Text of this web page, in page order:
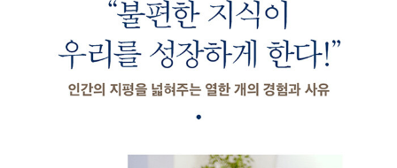
실을 보지 못하고 있었던 것이다.
눈을 뜨고 있어도 보지 못하는 사람이 있다. 현실에 발붙이고 있으면
서도 현실을 살아가지 못하고 현실 너머의 그 무엇에 정신을 쏟는 사
람이 있다. 혹시 내가 그런 사람은 아니었을까. 여행을 마치고 돌아왔
을 때, 나는 처음으로 눈을 떴다. 그리고 내가 지금까지 대지 위에 발
게 한다는 깊은 이해를 바탕으로 출간한 책이 2021년에 출간한 첫 소
설 《소마》이며, 그로부터 3년 후에 출간한 이 책 《지적 대화를 위한
넓고 얕은 지식》 무한 편이다. 저자는 현대인이 혼란에서 벗어나 내면
의 지혜로 나아가길 바라는 마음으로 이 책을 썼다. 현재는 언어가 사
라진 자리인 침묵에 관심을 기울이고 있으며, 일상이라는 소소한 정